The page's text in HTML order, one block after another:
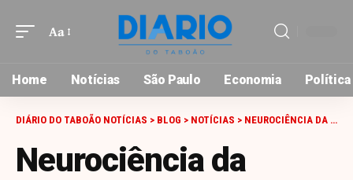
Font
Aa
Home Notícias São Paulo Economia Política
DIÁRIO DO TABOÃO NOTÍCIAS > BLOG > NOTÍCIAS > NEUROCIÊNCIA DA FELICIDADE: SEGREDOS CEREBRAIS PARA O BEM-ESTAR
Neurociência da